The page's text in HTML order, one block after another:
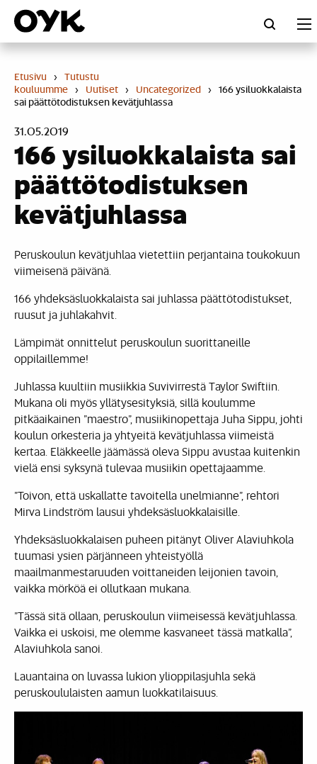
Skip
content
Etusivu › Tutustu
kouluumme › Uutiset › Uncategorized › 166 ysiluokkalaista
sai päättötodistuksen kevätjuhlassa
31.05.2019
166 ysiluokkalaista sai
päättötodistuksen
kevätjuhlassa
Peruskoulun kevätjuhlaa vietettiin perjantaina toukokuun
viimeisenä päivänä.
166 yhdeksäsluokkalaista sai juhlassa päättötodistukset,
ruusut ja juhlakahvit.
Lämpimät onnittelut peruskoulun suorittaneille
oppilaillemme!
Juhlassa kuultiin musiikkia Suvivirrestä Taylor Swiftiin.
Mukana oli myös yllätysesityksiä, sillä koulumme
pitkäaikainen ”maestro”, musiikinopettaja Juha Sippu, johti
koulun orkesteria ja yhtyeitä kevätjuhlassa viimeistä
kertaa. Eläkkeelle jäämässä oleva Sippu avustaa kuitenkin
vielä ensi syksynä tulevaa musiikin opettajaamme.
”Toivon, että uskallatte tavoitella unelmianne”, rehtori
Mirva Lindström lausui yhdeksäsluokkalaisille.
Yhdeksäsluokkalaisen puheen pitänyt Oliver Alaviuhkola
tuumasi ysien pärjänneen yhteistyöllä
maailmanmestaruuden voittaneiden leijonien tavoin,
vaikka mörköä ei ollutkaan mukana.
”Tässä sitä ollaan, peruskoulun viimeisessä kevätjuhlassa.
Vaikka ei uskoisi, me olemme kasvaneet tässä matkalla”,
Alaviuhkola sanoi.
Lauantaina on luvassa lukion ylioppilasjuhla sekä
peruskoululaisten aamun luokkatilaisuus.